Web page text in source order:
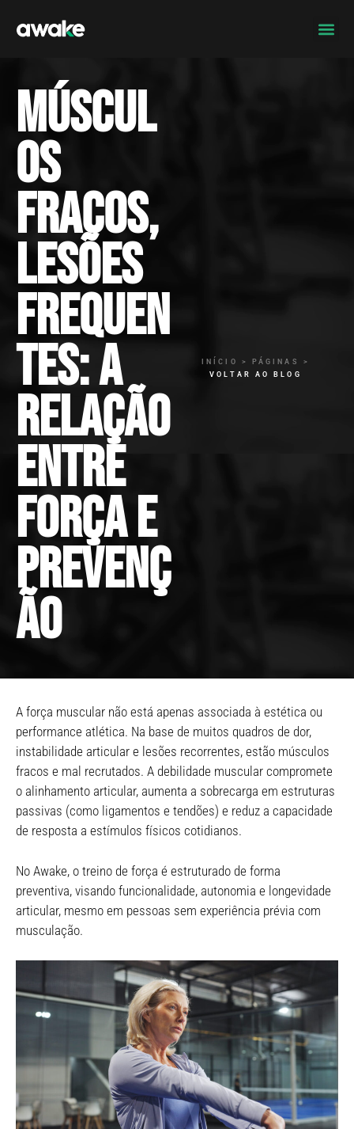
Múscul
os
fracos,
lesões
frequen
tes: a
relação
entre
força e
prevenç
ão
INÍCIO > PÁGINAS >
VOLTAR AO BLOG
A força muscular não está apenas associada à estética ou
performance atlética. Na base de muitos quadros de dor,
instabilidade articular e lesões recorrentes, estão músculos
fracos e mal recrutados. A debilidade muscular compromete
o alinhamento articular, aumenta a sobrecarga em estruturas
passivas (como ligamentos e tendões) e reduz a capacidade
de resposta a estímulos físicos cotidianos.
No Awake, o treino de força é estruturado de forma
preventiva, visando funcionalidade, autonomia e longevidade
articular, mesmo em pessoas sem experiência prévia com
musculação.